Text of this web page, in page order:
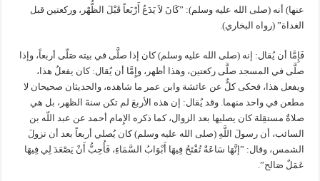
عنها) أنه (صلى الله عليه وسلم)‏:‏ ‏”‏كَانَ لاَ يَدَعُ أَرْبَعاً قَبْلَ الظُّهْر، وركعتين قبل
الغداة‏” (رواه البخاري).
فَإِمَّا أن يُقال‏:‏ إنه (صلى الله عليه وسلم) كان إذا صلَّى في بيته صَلّى أربعاً، وإذا
صلَّى في المسجد صلَّى ركعتين، وهذا أظهر، وإِمَّا أن يُقال‏:‏ كان يفعلُ هذا،
ويفعل هذا، فحكى كلٌّ عن عائشة وابن عمر ما شاهده، والحديثان صحيحان لا
مطعن في واحد منهما‏.‏ وقد يُقال‏:‏ إن هذه الأربعَ لم تكن سنةَ الظهر، بل هي
صلاةٌ مستقِلة كان يصليها بعد الزوال، كما ذكره الإِمام أحمد عن عبد اللّه بن
السائب، أن رسولَ اللَّهِ (صلى الله عليه وسلم) كان يُصلي أربعاً بعد أن تزولَ
الشمس، وقال‏:‏ ‏”‏إنَّهَا سَاعَةٌ تُفْتَحُ فِيهَا أَبْوَابُ السَّمَاءِ، فَأُحِبُّ أَنْ يَصْعَدَ لِي فِيهَا
عَمَلٌ صَالح‏”.